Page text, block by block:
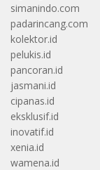
simanindo.com
padarincang.com
kolektor.id
pelukis.id
pancoran.id
jasmani.id
cipanas.id
eksklusif.id
inovatif.id
xenia.id
wamena.id